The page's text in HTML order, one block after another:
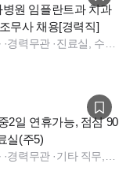
원 임플란트과 치과
무사 채용[경력직]
·경력무관·
2일 연휴가능, 점심 90
실(주5)
·경력무관·